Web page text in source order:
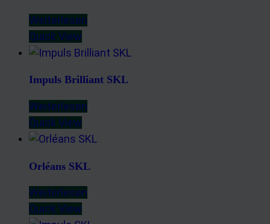
Weiterlesen
Quick View
Impuls Brilliant SKL
Weiterlesen
Quick View
Orléans SKL
Weiterlesen
Quick View